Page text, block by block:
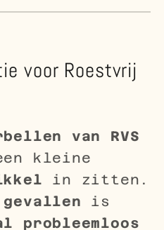
voor Roestvrij
van RVS
kleine
in zitten.
gevallen is